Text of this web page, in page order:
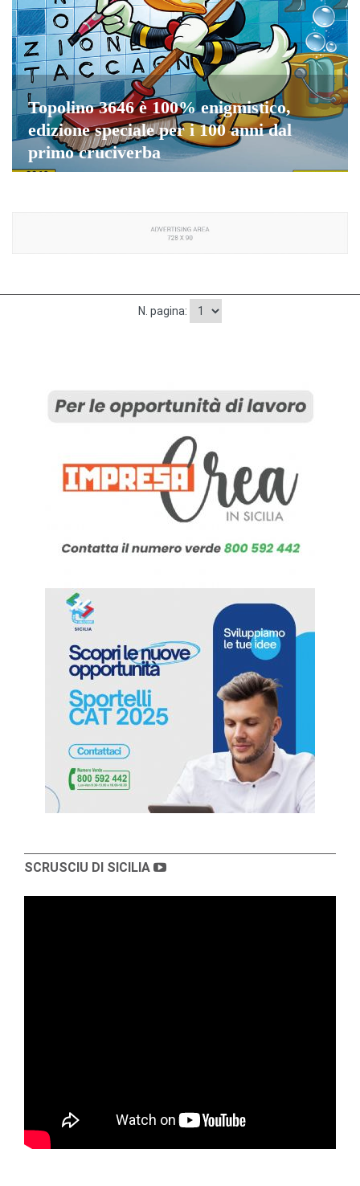
Topolino 3646 è 100% enigmistico,
edizione speciale per i 100 anni dal
primo cruciverba
N. pagina:
SCRUSCIU DI SICILIA